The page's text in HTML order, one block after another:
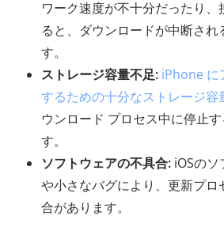
ワーク速度が不十分だったり
ると、ダウンロードが中断され
す。
ストレージ容量不足: iPhone に
するための十分なストレージ容
ウンロード プロセス中に停止
す。
ソフトウェアの不具合: iOSの
や小さなバグにより、更新プロ
合があります。